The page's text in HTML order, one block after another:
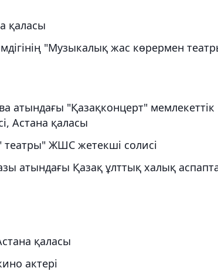
қаласы
"Музыкалық жас көрермен
атындағы "Қазақконцерт" мемлекеттік
Астана қаласы
театры" ЖШС жетекші солисі
атындағы Қазақ ұлттық халық
қаласы
актері